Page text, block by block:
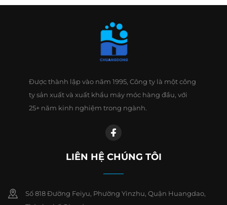
Được thành lập vào năm 1995, Công ty là một công
ty sản xuất và xuất khẩu máy móc hàng đầu, với
25+ năm kinh nghiệm trong ngành.
LIÊN HỆ CHÚNG TÔI
Số 818 Đường Feiyu, Phường Yinzhu, Quận Huangdao,